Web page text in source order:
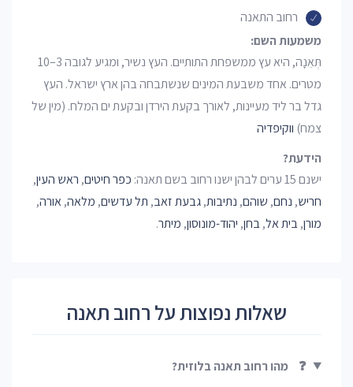
רחוב התאנה
משמעות השם:
תְּאֵנָה, היא עץ ממשפחת התותיים. העץ נשיר, ומגיע לגובה 3–10
מטרים. אחד משבעת המינים שנשתבחה בהן ארץ ישראל. העץ
גדל בר ליד מעיינות, לאורך בקעת הירדן ובקעת ים המלח. (מין של
צמח) ווקיפדיה
הידעת?
ישנם 15 ערים לבהן ישנו רחוב בשם תאנה:
כפר חיטים, ראש העין,
חריש, נחם, שוהם, נתיבות,גבעת זאב, תל עדשים, מלאה,אורה,
מורן,בית אל,בחן, יהוד-מונוסון, מיתר.
שאלות נפוצות על רחוב תאנה
❓ מהו רחוב תאנה בלוזית?